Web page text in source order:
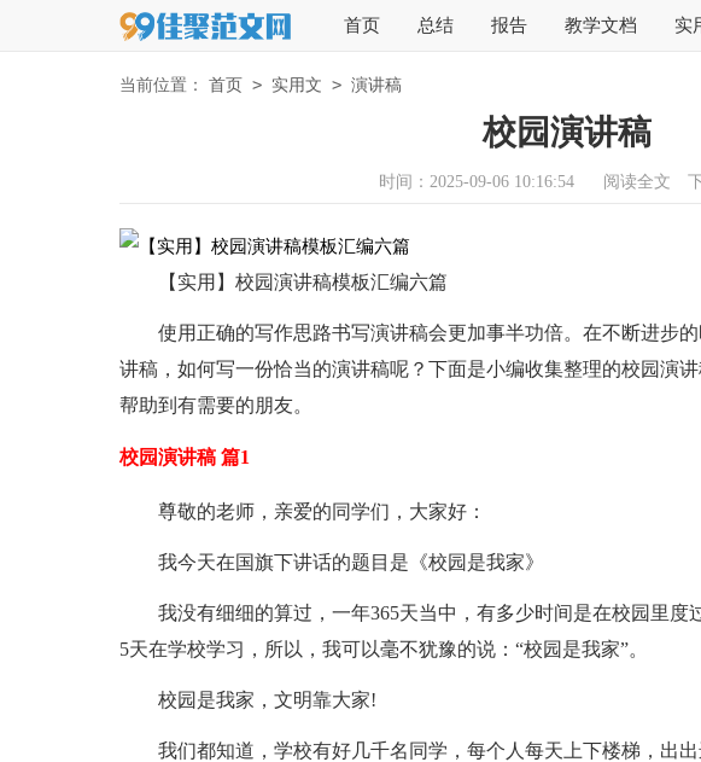
首页 总结 报告 教学文档 实
当前位置： 首页 > 实用文 > 演讲稿
校园演讲稿
时间：2025-09-06 10:16:54 阅读全文
【实用】校园演讲稿模板汇编六篇
使用正确的写作思路书写演讲稿会更加事半功倍。在不断进步
讲稿，如何写一份恰当的演讲稿呢？下面是小编收集整理的校园演
帮助到有需要的朋友。
校园演讲稿 篇1
尊敬的老师，亲爱的同学们，大家好：
我今天在国旗下讲话的题目是《校园是我家》
我没有细细的算过，一年365天当中，有多少时间是在校园里度
5天在学校学习，所以，我可以毫不犹豫的说：“校园是我家”。
校园是我家，文明靠大家!
我们都知道，学校有好几千名同学，每个人每天上下楼梯，出